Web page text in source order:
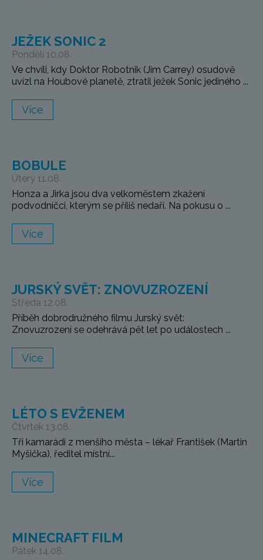
JEŽEK SONIC 2
Pondělí 10.08.
Ve chvíli, kdy Doktor Robotnik (Jim Carrey) osudově
uvízl na Houbové planetě, ztratil ježek Sonic jediného ...
Více
BOBULE
Úterý 11.08.
Honza a Jirka jsou dva velkoměstem zkažení
podvodníčci, kterým se příliš nedaří. Na pokusu o ...
Více
JURSKÝ SVĚT: ZNOVUZROZENÍ
Středa 12.08.
Příběh dobrodružného filmu Jurský svět:
Znovuzrození se odehrává pět let po událostech ...
Více
LÉTO S EVŽENEM
Čtvrtek 13.08.
Tři kamarádi z menšího města – lékař František (Martin
Myšička), ředitel místní...
Více
MINECRAFT FILM
Pátek 14.08.